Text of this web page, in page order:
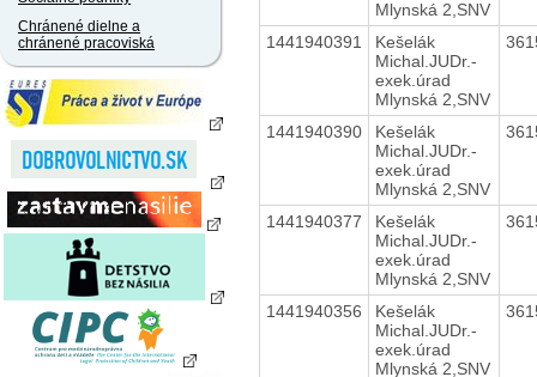
Chránené dielne a
chránené pracoviská
Mlynská 2,SNV
1441940391
Kešelák
Michal.JUDr.-
exek.úrad
Mlynská 2,SNV
1441940390
Kešelák
Michal.JUDr.-
exek.úrad
Mlynská 2,SNV
1441940377
Kešelák
Michal.JUDr.-
exek.úrad
Mlynská 2,SNV
1441940356
Kešelák
Michal.JUDr.-
exek.úrad
Mlynská 2,SNV